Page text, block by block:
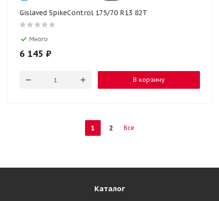
Gislaved SpikeControl 175/70 R13 82T
Много
6 145 ₽
В корзину
1 2 Все
Каталог